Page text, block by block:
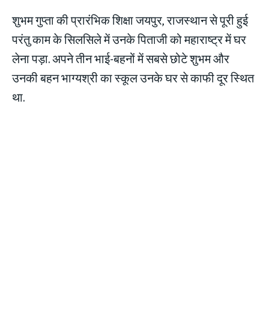
शुभम गुप्ता की प्रारंभिक शिक्षा जयपुर, राजस्थान से पूरी हुई
परंतु काम के सिलसिले में उनके पिताजी को महाराष्ट्र में घर
लेना पड़ा. अपने तीन भाई-बहनों में सबसे छोटे शुभम और
उनकी बहन भाग्यश्री का स्कूल उनके घर से काफी दूर स्थित
था.